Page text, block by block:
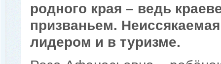
родного края – ведь
призваньем.
лидером и в туризме.